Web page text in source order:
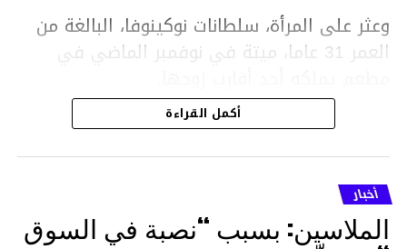
وعثر على المرأة، سلطانات نوكينوفا، البالغة من
العمر 31 عاما، ميتة في نوفمبر الماضي في
ووفقا لتقرير الطبيب الشرعي، توفيت نوكينوفا
متأثرة بصدمة في الدماغ، وكانت إحدى عظام
أنفها مكسورة وكانت هناك كدمات متعددة على
وجهها ورأسها وذراعيها ويديها.
أكمل القراءة
أخبار
الملاسين: بسبب “نصبة في السوق